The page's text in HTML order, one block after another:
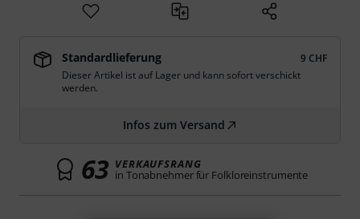
Standardlieferung
9 CHF
Dieser Artikel ist auf Lager und kann sofort verschickt
werden.
Infos zum Versand
63 VERKAUFSRANG
in Tonabnehmer für Folkloreinstrumente